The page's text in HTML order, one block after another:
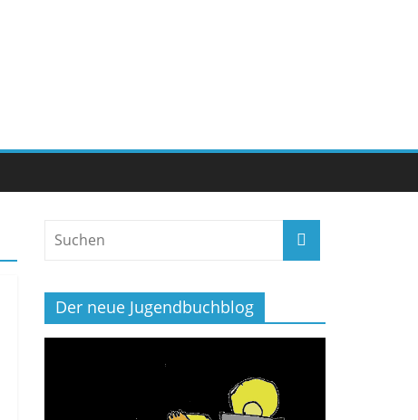
Der neue Jugendbuchblog